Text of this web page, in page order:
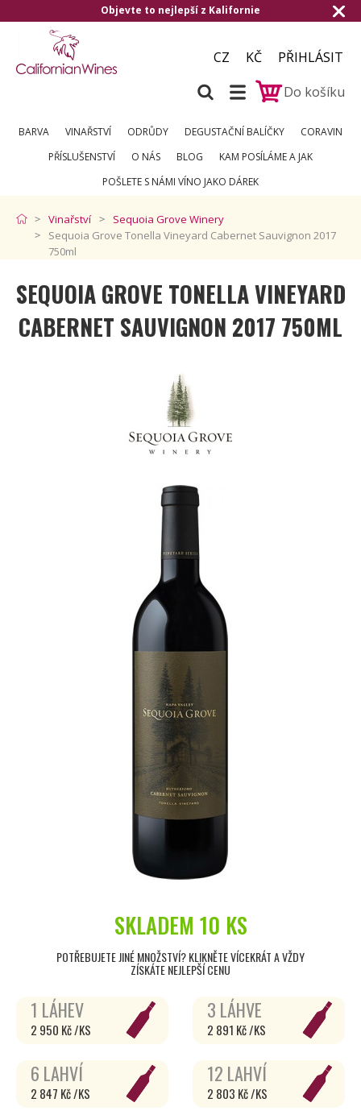
Objevte to nejlepší z Kalifornie
CZ KČ
PŘIHLÁSIT
Do košíku
BARVA VINAŘSTVÍ ODRŮDY DEGUSTAČNÍ BALÍČKY
CORAVIN
PŘÍSLUŠENSTVÍ
O NÁS BLOG
KAM POSÍLÁME A JAK
POŠLETE S NÁMI VÍNO JAKO DÁREK
Vinařství
Sequoia Grove Winery
Sequoia Grove Tonella Vineyard Cabernet Sauvignon 2017
750ml
SEQUOIA GROVE TONELLA VINEYARD
CABERNET SAUVIGNON 2017 750ML
SKLADEM 10 KS
POTŘEBUJETE JINÉ MNOŽSTVÍ? KLIKNĚTE VÍCEKRÁT A VŽDY
ZÍSKÁTE NEJLEPŠÍ CENU
1 LÁHEV
2 950 Kč /KS
3 LÁHVE
2 891 Kč /KS
6 LAHVÍ
2 847 Kč /KS
12 LAHVÍ
2 803 Kč /KS